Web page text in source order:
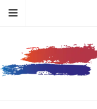
content
Menu
then
press
Type your search